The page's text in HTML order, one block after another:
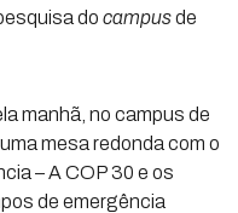
do campusde
manhã, no campus de
mesa redonda com o
– A COP 30 e os
de emergência